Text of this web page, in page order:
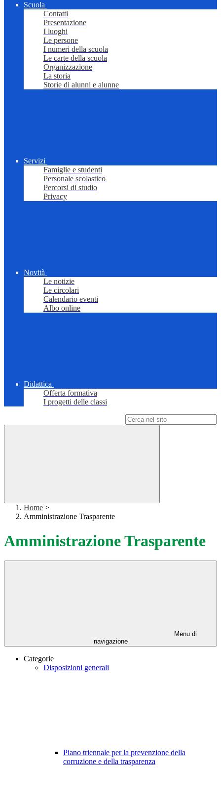
Scuola
Contatti
Presentazione
I luoghi
Le persone
I numeri della scuola
Le carte della scuola
Organizzazione
La storia
Storie di alunni e alunne
Servizi
Famiglie e studenti
Personale scolastico
Percorsi di studio
Privacy
Novità
Le notizie
Le circolari
Calendario eventi
Albo online
Didattica
Offerta formativa
I progetti delle classi
Home >
Amministrazione Trasparente
Amministrazione Trasparente
Menu di
navigazione
Categorie
Disposizioni generali
Piano triennale per la prevenzione della
corruzione e della trasparenza